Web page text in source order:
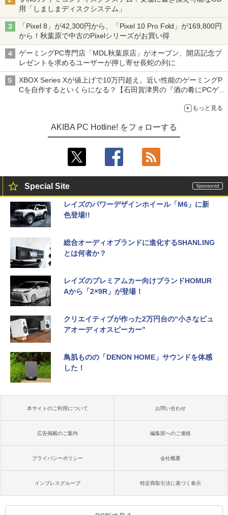
用「しましまディスクシステム」
「Pixel 8」が42,300円から、「Pixel 10 Pro Fold」が169,800円
から！秋葉原で中古のPixelシリーズがお買い得
ゲーミングPC専門店「MDL秋葉原店」がオープン、開店記念プ
レゼントを求めるユーザーが押し寄せ長蛇の列に
XBOX Series Xが値上げで10万円超え。近い性能のゲーミングP
Cを自作するといくらになる？【石田賀津男の『酒の肴にPCゲ
もっと見る
AKIBA PC Hotline! をフォローする
Special Site
レイズのパワーデザインホイール「M6」に新
色登場!!
総合オーディオブランドに進化するSHANLING
とは何者か？
レイズのプレミアムカー向けブランドHOMUR
Aから「2×9R」が登場！
クリエイティブが作った2万円台の“小さなピュ
アオーディオスピーカー”
鳥肌ものの「DENON HOME」サウンドを体感
した！
本サイトのご利用について お問い合わせ
広告掲載のご案内 編集部へのご連絡
プライバシーポリシー 会社概要
インプレスグループ 特定商取引法に基づく表示